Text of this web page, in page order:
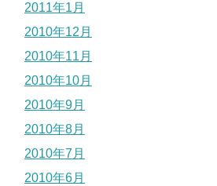
2011年1月
2010年12月
2010年11月
2010年10月
2010年9月
2010年8月
2010年7月
2010年6月